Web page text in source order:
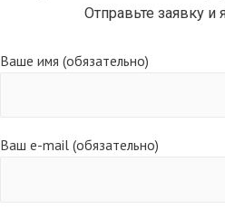
Отправьте заявку
Ваше имя (обязательно)
Ваш e-mail (обязательно)